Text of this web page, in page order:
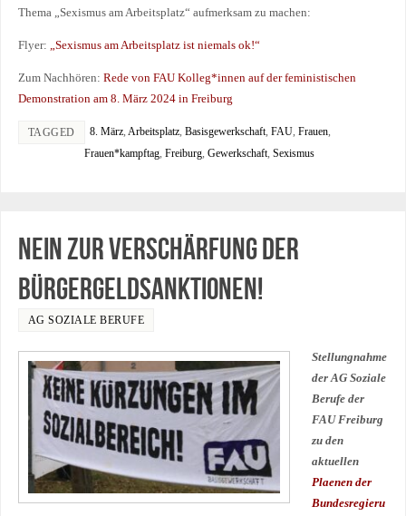
Thema „Sexismus am Arbeitsplatz“ aufmerksam zu machen:
Flyer: „Sexismus am Arbeitsplatz ist niemals ok!“
Zum Nachhören: Rede von FAU Kolleg*innen auf der feministischen
Demonstration am 8. März 2024 in Freiburg
TAGGED 8. März, Arbeitsplatz, Basisgewerkschaft, FAU, Frauen,
Frauen*kampftag, Freiburg, Gewerkschaft, Sexismus
Nein zur Verschärfung der
Bürgergeldsanktionen!
AG SOZIALE BERUFE
Stellungnahme
der AG Soziale
Berufe der
FAU Freiburg
zu den
aktuellen
Plaenen der
Bundesregieru